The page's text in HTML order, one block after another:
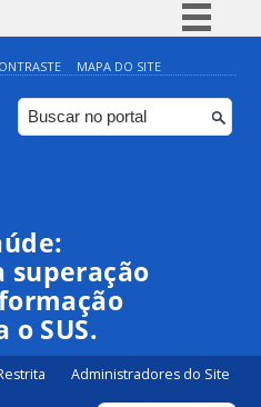
Simplifique!
Comunica BR
Participe
MAPA DO SITE
superação
SUS.
Administradores do Site